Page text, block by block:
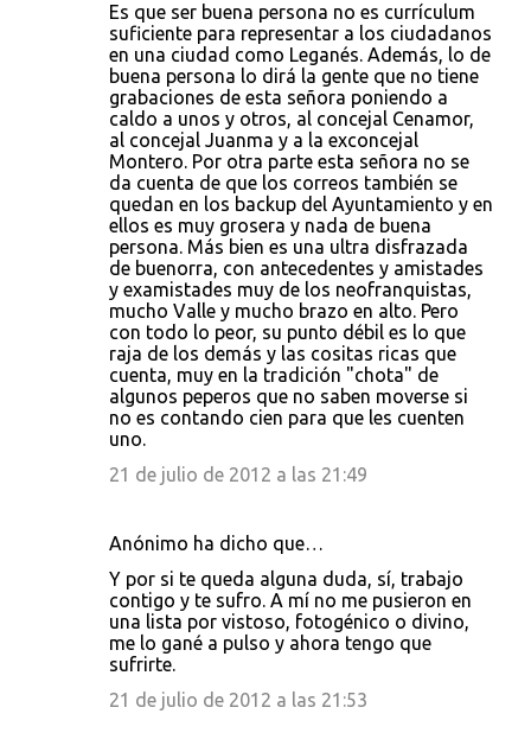
Es que ser buena persona no es currículum
suficiente para representar a los ciudadanos
en una ciudad como Leganés. Además, lo de
buena persona lo dirá la gente que no tiene
grabaciones de esta señora poniendo a
caldo a unos y otros, al concejal Cenamor,
al concejal Juanma y a la exconcejal
Montero. Por otra parte esta señora no se
da cuenta de que los correos también se
quedan en los backup del Ayuntamiento y en
ellos es muy grosera y nada de buena
persona. Más bien es una ultra disfrazada
de buenorra, con antecedentes y amistades
y examistades muy de los neofranquistas,
mucho Valle y mucho brazo en alto. Pero
con todo lo peor, su punto débil es lo que
raja de los demás y las cositas ricas que
cuenta, muy en la tradición "chota" de
algunos peperos que no saben moverse si
no es contando cien para que les cuenten
uno.
21 de julio de 2012 a las 21:49
Anónimo ha dicho que…
Y por si te queda alguna duda, sí, trabajo
contigo y te sufro. A mí no me pusieron en
una lista por vistoso, fotogénico o divino,
me lo gané a pulso y ahora tengo que
sufrirte.
21 de julio de 2012 a las 21:53